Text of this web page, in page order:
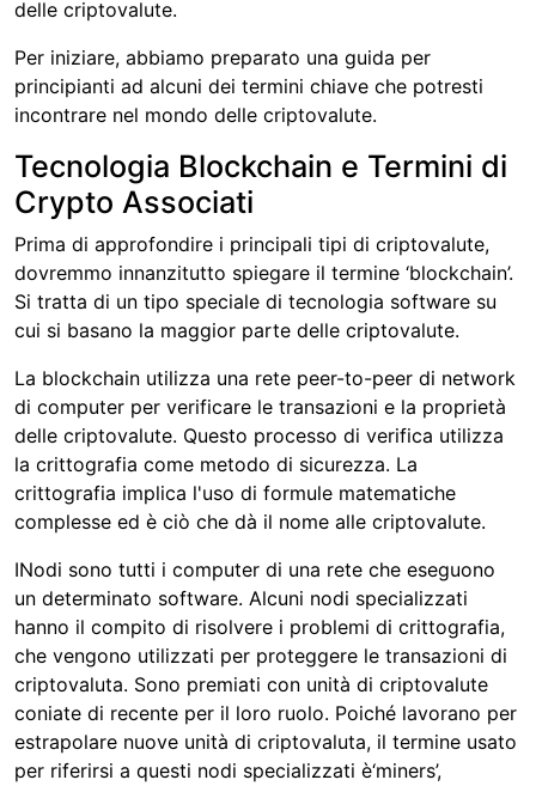
delle criptovalute.
Per iniziare, abbiamo preparato una guida per
principianti ad alcuni dei termini chiave che potresti
incontrare nel mondo delle criptovalute.
Tecnologia Blockchain e Termini di
Crypto Associati
Prima di approfondire i principali tipi di criptovalute,
dovremmo innanzitutto spiegare il termine ‘blockchain’.
Si tratta di un tipo speciale di tecnologia software su
cui si basano la maggior parte delle criptovalute.
La blockchain utilizza una rete peer-to-peer di network
di computer per verificare le transazioni e la proprietà
delle criptovalute. Questo processo di verifica utilizza
la crittografia come metodo di sicurezza. La
crittografia implica l'uso di formule matematiche
complesse ed è ciò che dà il nome alle criptovalute.
INodi sono tutti i computer di una rete che eseguono
un determinato software. Alcuni nodi specializzati
hanno il compito di risolvere i problemi di crittografia,
che vengono utilizzati per proteggere le transazioni di
criptovaluta. Sono premiati con unità di criptovalute
coniate di recente per il loro ruolo. Poiché lavorano per
estrapolare nuove unità di criptovaluta, il termine usato
per riferirsi a questi nodi specializzati è‘miners’,